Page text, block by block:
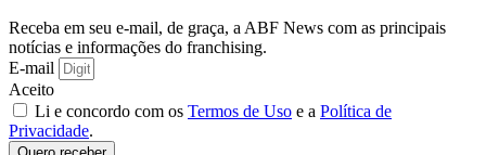
Receba em seu e-mail, de graça, a ABF News com as principais
notícias e informações do franchising.
E-mail
Aceito
Li e concordo com os Termos de Uso e a Política de
Privacidade.